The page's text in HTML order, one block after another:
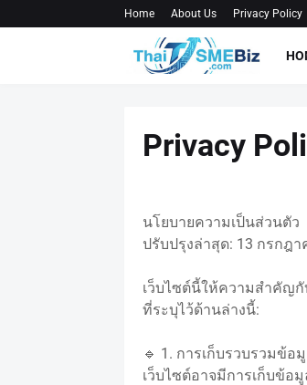
Home About Us Privacy Policy
Privacy
นโยบายความเป็นส่วนตัว
ปรับปรุงล่าสุด: 13 กรกฎา
เว็บไซต์นี้ให้ความสำคัญ
ที่ระบุไว้ด้านล่างนี้:
🔹 1. การเก็บรวบรวมข้อ
เว็บไซต์อาจมีการเก็บข้อ